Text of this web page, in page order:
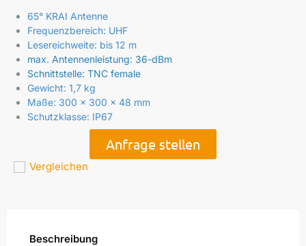
65° KRAI Antenne
Frequenzbereich: UHF
Lesereichweite: bis 12 m
max. Antennenleistung: 36-dBm
Schnittstelle: TNC female
Gewicht: 1,7 kg
Maße: 300 x 300 x 48 mm
Schutzklasse: IP67
Anfrage stellen
Vergleichen
Beschreibung